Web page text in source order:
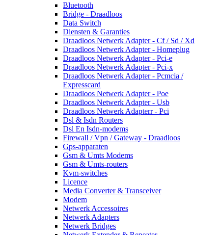
Bluetooth
Bridge - Draadloos
Data Switch
Diensten & Garanties
Draadloos Netwerk Adapter - Cf / Sd / Xd
Draadloos Netwerk Adapter - Homeplug
Draadloos Netwerk Adapter - Pci-e
Draadloos Netwerk Adapter - Pci-x
Draadloos Netwerk Adapter - Pcmcia /
Expresscard
Draadloos Netwerk Adapter - Poe
Draadloos Netwerk Adapter - Usb
Draadloos Netwerk Adapterr - Pci
Dsl & Isdn Routers
Dsl En Isdn-modems
Firewall / Vpn / Gateway - Draadloos
Gps-apparaten
Gsm & Umts Modems
Gsm & Umts-routers
Kvm-switches
Licence
Media Converter & Transceiver
Modem
Netwerk Accessoires
Netwerk Adapters
Netwerk Bridges